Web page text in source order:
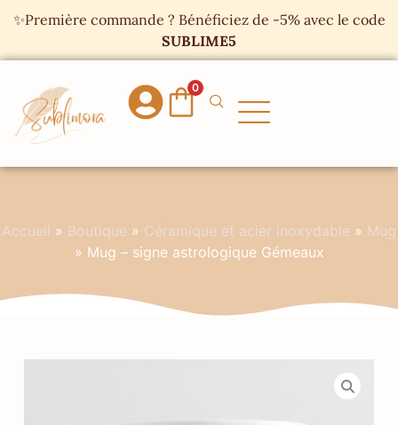
✨Première commande ? Bénéficiez de -5% avec le code
SUBLIME5
0
Accueil » Boutique » Céramique et acier inoxydable » Mug
» Mug – signe astrologique Gémeaux
Panneau de gestion des cookies